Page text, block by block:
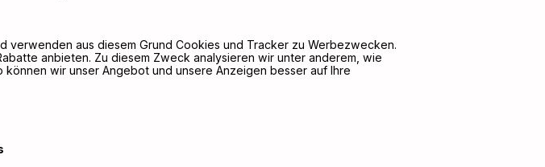
verwenden aus diesem Grund Cookies und Tracker zu Werbezwecken.
anbieten. Zu diesem Zweck analysieren wir unter anderem, wie
wir unser Angebot und unsere Anzeigen besser auf Ihre